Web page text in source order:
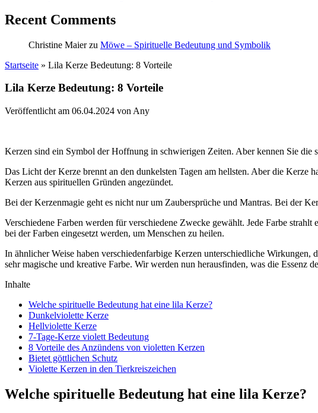
Recent Comments
Christine Maierzu Möwe – Spirituelle Bedeutung und Symbolik
Startseite » Lila Kerze Bedeutung: 8 Vorteile
Lila Kerze Bedeutung: 8 Vorteile
Veröffentlicht am 06.04.2024 von Any
Kerzen sind ein Symbol der Hoffnung in schwierigen Zeiten. Aber kennen Sie die
Das Licht der Kerze brennt an den dunkelsten Tagen am hellsten. Aber die
Kerzen aus spirituellen Gründen angezündet.
Bei der Kerzenmagie geht es nicht nur um Zaubersprüche und Mantras. Bei der
Verschiedene Farben werden für verschiedene Zwecke gewählt. Jede Farbe
bei der Farben eingesetzt werden, um Menschen zu heilen.
In ähnlicher Weise haben verschiedenfarbige Kerzen unterschiedliche
sehr magische und kreative Farbe. Wir werden nun herausfinden, was die
Inhalte
Welche spirituelle Bedeutung hat eine lila Kerze?
Dunkelviolette Kerze
Hellviolette Kerze
7-Tage-Kerze violett Bedeutung
8 Vorteile des Anzündens von violetten Kerzen
Bietet göttlichen Schutz
Violette Kerzen in den Tierkreiszeichen
Welche spirituelle Bedeutung hat eine lila Kerze?